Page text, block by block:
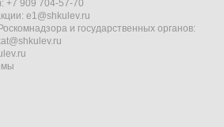
+7 909 704-57-70
e1@shkulev.ru
и государственных органов: